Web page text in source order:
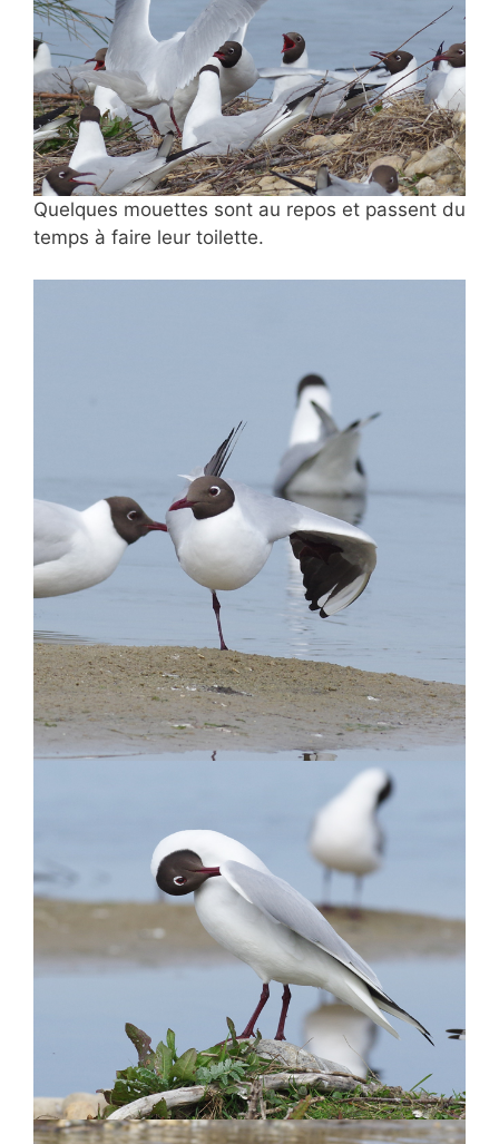
Quelques mouettes sont au repos et passent du
temps à faire leur toilette.